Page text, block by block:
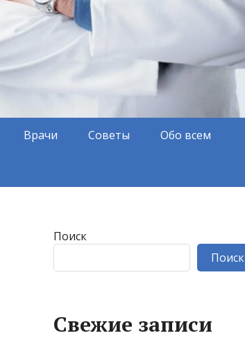
Врачи Советы Обо всем
Поиск
Поиск
Свежие записи